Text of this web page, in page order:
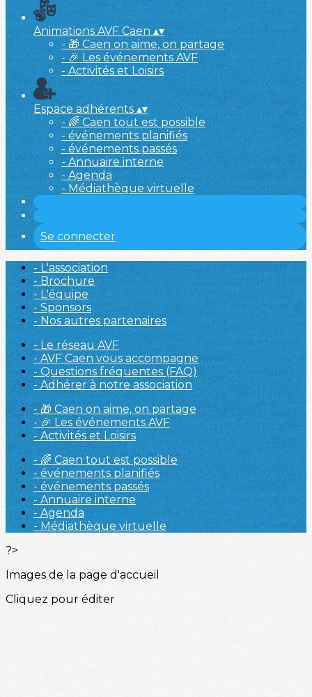
Animations AVF Caen▴▾
- 🎁 Caen on aime, on partage
- 🎉 Les événements AVF
- Activités et Loisirs
Espace adhérents▴▾
- 🌈 Caen tout est possible
- événements planifiés
- événements passés
- Annuaire interne
- Agenda
- Médiathèque virtuelle
Se connecter
- L'association
- Brochure
- L'équipe
- Sponsors
- Nos autres partenaires
- Le réseau AVF
- AVF Caen vous accompagne
- Questions fréquentes (FAQ)
- Adhérer à notre association
- 🎁 Caen on aime, on partage
- 🎉 Les événements AVF
- Activités et Loisirs
- 🌈 Caen tout est possible
- événements planifiés
- événements passés
- Annuaire interne
- Agenda
- Médiathèque virtuelle
?>
Images de la page d'accueil
Cliquez pour éditer